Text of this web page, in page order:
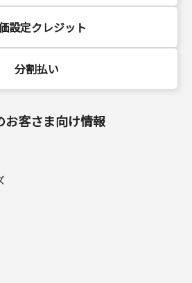
設定クレジット
分割払い
お客さま向け情報